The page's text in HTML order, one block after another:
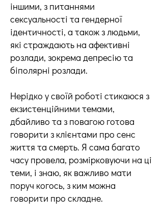
іншими, з питаннями
сексуальності та гендерної
ідентичності, а також з людьми,
які страждають на афективні
розлади, зокрема депресію та
біполярні розлади.
Нерідко у своїй роботі стикаюся з
екзистенційними темами,
дбайливо та з повагою готова
говорити з клієнтами про сенс
життя та смерть. Я сама багато
часу провела, розмірковуючи на ці
теми, і знаю, як важливо мати
поруч когось, з ким можна
говорити про складне.